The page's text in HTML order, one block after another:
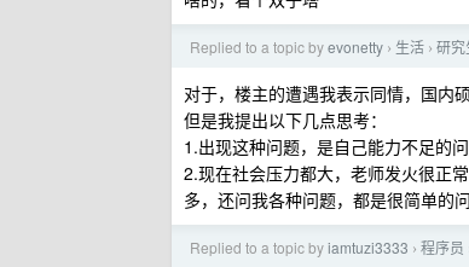
Replied to a topic byevonetty › 生活 › 研究
对于，楼主的遭遇我表示同情，国内
但是我提出以下几点思考：
1.出现这种问题，是自己能力不足的问
2.现在社会压力都大，老师发火很正
多，还问我各种问题，都是很简单的
Replied to a topic byiamtuzi3333 › 程序员